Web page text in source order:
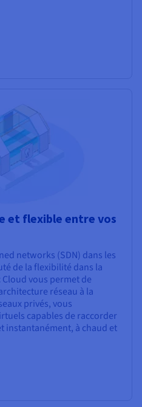
et flexible entre vos
networks (SDN) dans les
de la flexibilité dans la
vous permet de
réseau à la
privés, vous
capables de raccorder
instantanément, à chaud et